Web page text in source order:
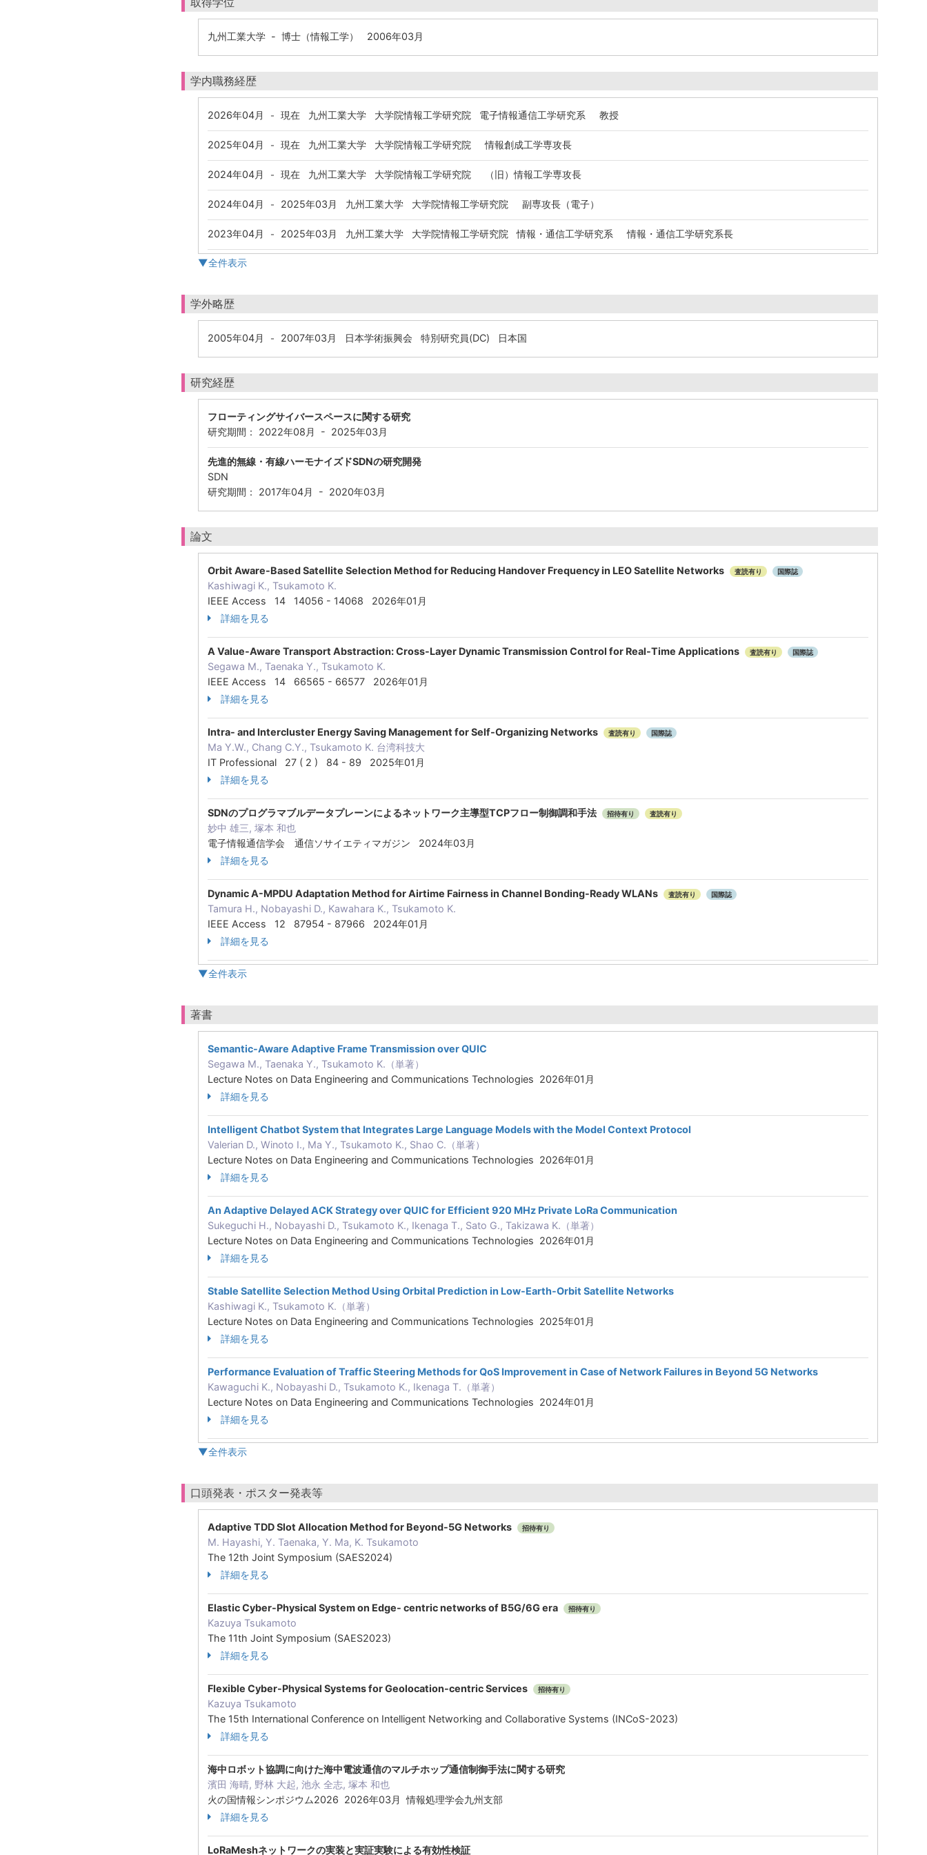
九州工業大学 - 博士（情報工学） 2006年03月
学内職務経歴
2026年04月 - 現在 九州工業大学 大学院情報工学研究院 電子情報通信工学研究系 教授
2025年04月 - 現在 九州工業大学 大学院情報工学研究院 情報創成工学専攻長
2024年04月 - 現在 九州工業大学 大学院情報工学研究院 （旧）情報工学専攻長
2024年04月 - 2025年03月 九州工業大学 大学院情報工学研究院 副専攻長（電子）
2023年04月 - 2025年03月 九州工業大学 大学院情報工学研究院 情報・通信工学研究系 情報・通信工学研究系長
▼全件表示
学外略歴
2005年04月 - 2007年03月 日本学術振興会 特別研究員(DC) 日本国
研究経歴
フローティングサイバースペースに関する研究
研究期間： 2022年08月 - 2025年03月
先進的無線・有線ハーモナイズドSDNの研究開発
SDN
研究期間： 2017年04月 - 2020年03月
論文
Orbit Aware-Based Satellite Selection Method for Reducing Handover Frequency in LEO Satellite Networks 査読有り 国際誌
Kashiwagi K., Tsukamoto K.
IEEE Access 14 14056 - 14068 2026年01月
詳細を見る
A Value-Aware Transport Abstraction: Cross-Layer Dynamic Transmission Control for Real-Time Applications 査読有り 国際誌
Segawa M., Taenaka Y., Tsukamoto K.
IEEE Access 14 66565 - 66577 2026年01月
詳細を見る
Intra- and Intercluster Energy Saving Management for Self-Organizing Networks 査読有り 国際誌
Ma Y.W., Chang C.Y., Tsukamoto K. 台湾科技大
IT Professional 27 ( 2 ) 84 - 89 2025年01月
詳細を見る
SDNのプログラマブルデータプレーンによるネットワーク主導型TCPフロー制御調和手法 招待有り 査読有り
妙中 雄三, 塚本 和也
電子情報通信学会 通信ソサイエティマガジン 2024年03月
詳細を見る
Dynamic A-MPDU Adaptation Method for Airtime Fairness in Channel Bonding-Ready WLANs 査読有り 国際誌
Tamura H., Nobayashi D., Kawahara K., Tsukamoto K.
IEEE Access 12 87954 - 87966 2024年01月
詳細を見る
▼全件表示
著書
Semantic-Aware Adaptive Frame Transmission over QUIC
Segawa M., Taenaka Y., Tsukamoto K.（単著）
Lecture Notes on Data Engineering and Communications Technologies 2026年01月
詳細を見る
Intelligent Chatbot System that Integrates Large Language Models with the Model Context Protocol
Valerian D., Winoto I., Ma Y., Tsukamoto K., Shao C.（単著）
Lecture Notes on Data Engineering and Communications Technologies 2026年01月
詳細を見る
An Adaptive Delayed ACK Strategy over QUIC for Efficient 920 MHz Private LoRa Communication
Sukeguchi H., Nobayashi D., Tsukamoto K., Ikenaga T., Sato G., Takizawa K.（単著）
Lecture Notes on Data Engineering and Communications Technologies 2026年01月
詳細を見る
Stable Satellite Selection Method Using Orbital Prediction in Low-Earth-Orbit Satellite Networks
Kashiwagi K., Tsukamoto K.（単著）
Lecture Notes on Data Engineering and Communications Technologies 2025年01月
詳細を見る
Performance Evaluation of Traffic Steering Methods for QoS Improvement in Case of Network Failures in Beyond 5G Networks
Kawaguchi K., Nobayashi D., Tsukamoto K., Ikenaga T.（単著）
Lecture Notes on Data Engineering and Communications Technologies 2024年01月
詳細を見る
▼全件表示
口頭発表・ポスター発表等
Adaptive TDD Slot Allocation Method for Beyond-5G Networks 招待有り
M. Hayashi, Y. Taenaka, Y. Ma, K. Tsukamoto
The 12th Joint Symposium (SAES2024)
詳細を見る
Elastic Cyber-Physical System on Edge- centric networks of B5G/6G era 招待有り
Kazuya Tsukamoto
The 11th Joint Symposium (SAES2023)
詳細を見る
Flexible Cyber-Physical Systems for Geolocation-centric Services 招待有り
Kazuya Tsukamoto
The 15th International Conference on Intelligent Networking and Collaborative Systems (INCoS-2023)
詳細を見る
海中ロボット協調に向けた海中電波通信のマルチホップ通信制御⼿法に関する研究
濱⽥ 海晴, 野林 ⼤起, 池永 全志, 塚本 和也
⽕の国情報シンポジウム2026 2026年03月 情報処理学会九州支部
詳細を見る
LoRaMeshネットワークの実装と実証実験による有効性検証